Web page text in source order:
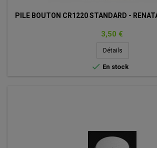
PILE BOUTON CR1220 STANDARD -
Prix
3,50 €
Détails
 En stock